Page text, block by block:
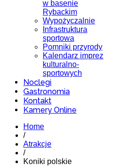
w basenie
Rybackim
Wypożyczalnie
Infrastruktura
sportowa
Pomniki przyrody
Kalendarz imprez
kulturalno-
sportowych
Noclegi
Gastronomia
Kontakt
Kamery Online
Home
/
Atrakcje
/
Koniki polskie